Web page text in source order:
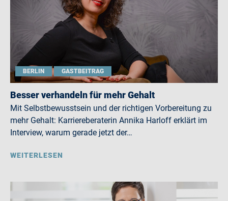
BERLIN GASTBEITRAG
Besser verhandeln für mehr Gehalt
Mit Selbstbewusstsein und der richtigen Vorbereitung zu
mehr Gehalt: Karriereberaterin Annika Harloff erklärt im
Interview, warum gerade jetzt der…
WEITERLESEN